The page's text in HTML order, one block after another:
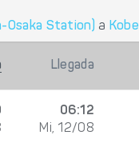
Osaka Station) a
Llegada
06:12
Mi, 12/08